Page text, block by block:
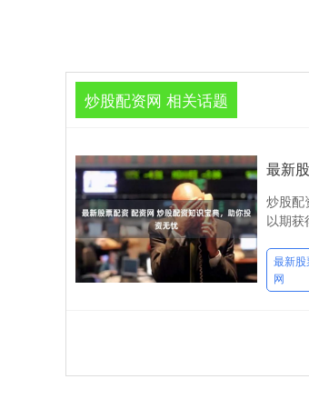
炒股配资网 相关话题
最新
炒股配
以期获
最新
网